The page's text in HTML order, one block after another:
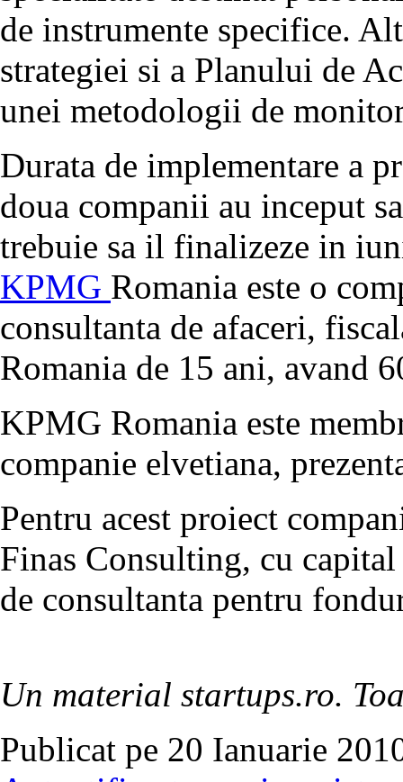
de instrumente specifice.
strategiei si a Planului de
unei metodologii de
Durata de implementare a
doua companii au inceput
trebuie sa il finalizeze in
KPMG Romania este o
consultanta de afaceri,
Romania de 15 ani, avand
KPMG Romania este
companie elvetiana,
Pentru acest proiect
Finas Consulting, cu
de consultanta pentru
Un material startups.ro.
Publicat pe 20 Ianuarie